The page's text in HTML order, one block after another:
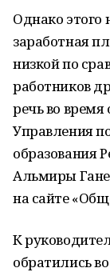
Однако этого
заработная
низкой по
работников
речь во
Управления
образования
Альмиры
на сайте
К
обратились